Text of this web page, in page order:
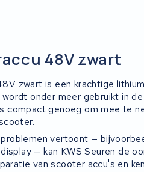
48V zwart
zwart is een krachtige
onder meer gebruikt in
compact genoeg om mee te
problemen vertoont —
— kan KWS Seuren de
van scooter accu's en